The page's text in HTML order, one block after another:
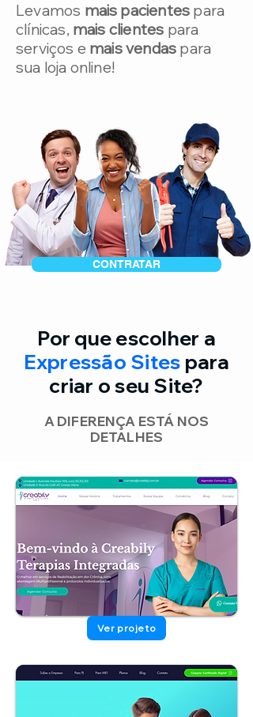
Levamos mais pacientes para
clínicas, mais clientes para
serviços e mais vendas para
sua loja online!
CONTRATAR
Por que escolher a
Expressão Sites para
criar o seu Site?
A DIFERENÇA ESTÁ NOS
DETALHES
Ver projeto